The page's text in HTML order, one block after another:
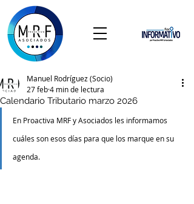
Calendario Tributario marzo 2026
Manuel Rodríguez (Socio)
27 feb4 min de lectura
En Proactiva MRF y Asociados les informamos
cuáles son esos días para que los marque en su
agenda.